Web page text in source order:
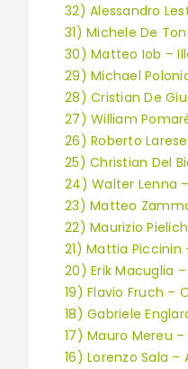
32) Alessandro
31) Michele De
30) Matteo Iob –
29) Michael
28) Cristian De
27) William
26) Roberto
25) Christian Del
24) Walter Lenna
23) Matteo
22) Maurizio
21) Mattia Piccinin
20) Erik Macuglia
19) Flavio Fruch –
18) Gabriele
17) Mauro Mereu –
16) Lorenzo Sala –